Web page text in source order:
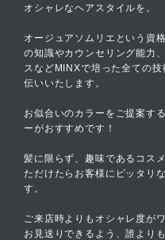
オシャレなヘアスタイルを。
オージュアソムリエという資
の知識やカウンセリング能力
スなどMINXで培った全ての
伝いいたします。
お似合いのカラーをご提案す
ーがおすすめです！
髪に限らず、趣味であるコス
ただけたらお客様にピッタリ
す。
ご来店時よりもオシャレ度が
お見送りできるよう、誰より